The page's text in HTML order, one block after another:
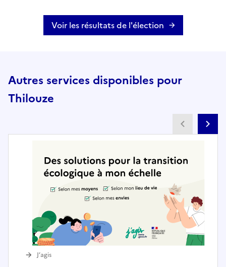
Voir les résultats de l'élection
Autres services disponibles pour
Thilouze
J’agis